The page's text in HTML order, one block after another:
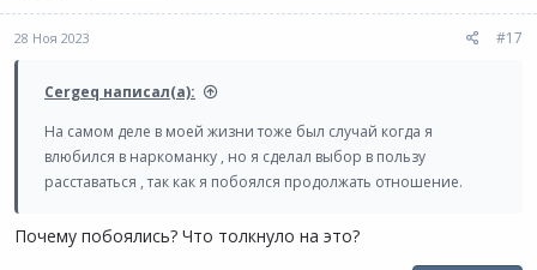
28 Ноя 2023 #17
Cergeq написал(а):
На самом деле в моей жизни тоже был случай когда я
влюбился в наркоманку , но я сделал выбор в пользу
расставаться , так как я побоялся продолжать отношение.
Почему побоялись? Что толкнуло на это?